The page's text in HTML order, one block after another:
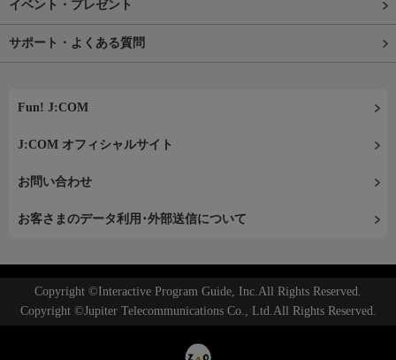
イベント・プレゼント
サポート・よくある質問
Fun! J:COM
J:COM オフィシャルサイト
お問い合わせ
お客さまのデータ利用･外部送信について
Copyright ©Interactive Program Guide, Inc.All Rights Reserved.
Copyright ©Jupiter Telecommunications Co., Ltd.All Rights Reserved.